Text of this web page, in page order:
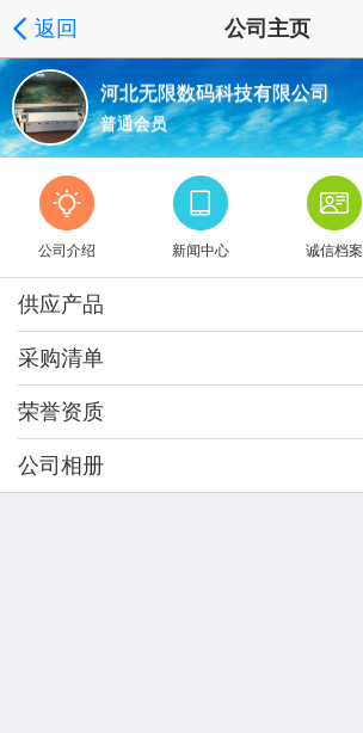
返回 公司主页
河北无限数码科技有限公司
普通会员
公司介绍 新闻中心 诚信档案
供应产品
采购清单
荣誉资质
公司相册